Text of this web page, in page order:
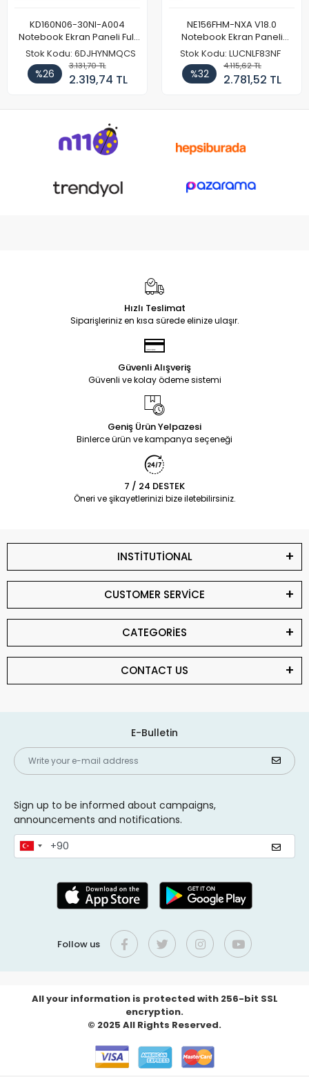
KD160N06-30NI-A004
Notebook Ekran Paneli Full
HD
Stok Kodu: 6DJHYNMQCS
%26
3.131,70 TL
2.319,74 TL
NE156FHM-NXA V18.0
Notebook Ekran Paneli
144Hz
Stok Kodu: LUCNLF83NF
%32
4.115,62 TL
2.781,52 TL
Hızlı Teslimat
Siparişleriniz en kısa sürede elinize ulaşır.
Güvenli Alışveriş
Güvenli ve kolay ödeme sistemi
Geniş Ürün Yelpazesi
Binlerce ürün ve kampanya seçeneği
7 / 24 DESTEK
Öneri ve şikayetlerinizi bize iletebilirsiniz.
INSTİTUTİONAL
CUSTOMER SERVİCE
CATEGORİES
CONTACT US
E-Bulletin
Sign up to be informed about campaigns,
announcements and notifications.
Follow us
All your information is protected with 256-bit SSL
encryption.
© 2025 All Rights Reserved.